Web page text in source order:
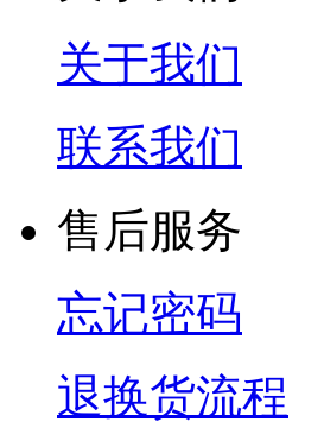
关于我们
联系我们
售后服务
忘记密码
退换货流程